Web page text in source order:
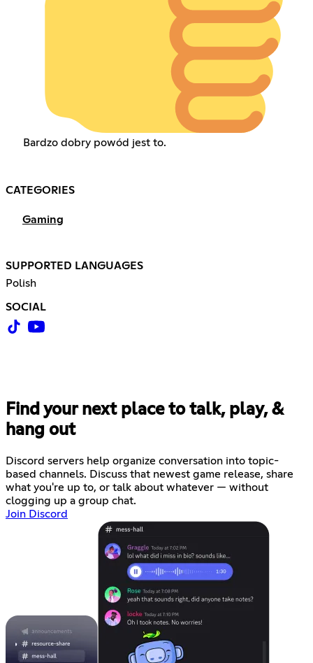
Bardzo dobry powód jest to.
CATEGORIES
Gaming
SUPPORTED LANGUAGES
Polish
SOCIAL
Find your next place to talk, play, &
hang out
Discord servers help organize conversation into topic-
based channels. Discuss that newest game release, share
what you're up to, or talk about whatever — without
clogging up a group chat.
Join Discord